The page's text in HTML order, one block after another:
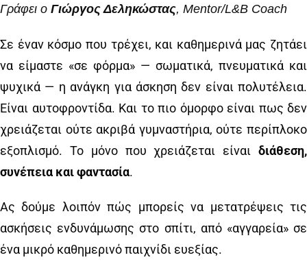
Γράφει ο Γιώργος Δεληκώστας, Mentor/L&B Coach
Σε έναν κόσμο που τρέχει, και καθημερινά μας ζητάει
να είμαστε «σε φόρμα» — σωματικά, πνευματικά και
ψυχικά — η ανάγκη για άσκηση δεν είναι πολυτέλεια.
Είναι αυτοφροντίδα. Και το πιο όμορφο είναι πως δεν
χρειάζεται ούτε ακριβά γυμναστήρια, ούτε περίπλοκο
εξοπλισμό. Το μόνο που χρειάζεται είναι διάθεση,
συνέπεια και φαντασία.
Ας δούμε λοιπόν πώς μπορείς να μετατρέψεις τις
ασκήσεις ενδυνάμωσης στο σπίτι, από «αγγαρεία» σε
ένα μικρό καθημερινό παιχνίδι ευεξίας.